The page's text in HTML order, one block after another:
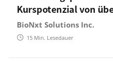
Kurspotenzial von
BioNxt Solutions Inc.
15 Min. Lesedauer